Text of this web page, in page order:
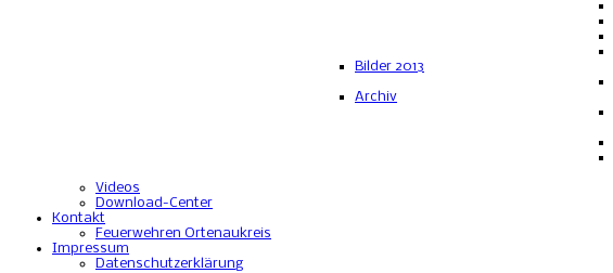
Bilder 2013
Archiv
Videos
Download-Center
Kontakt
Feuerwehren Ortenaukreis
Impressum
Datenschutzerklärung